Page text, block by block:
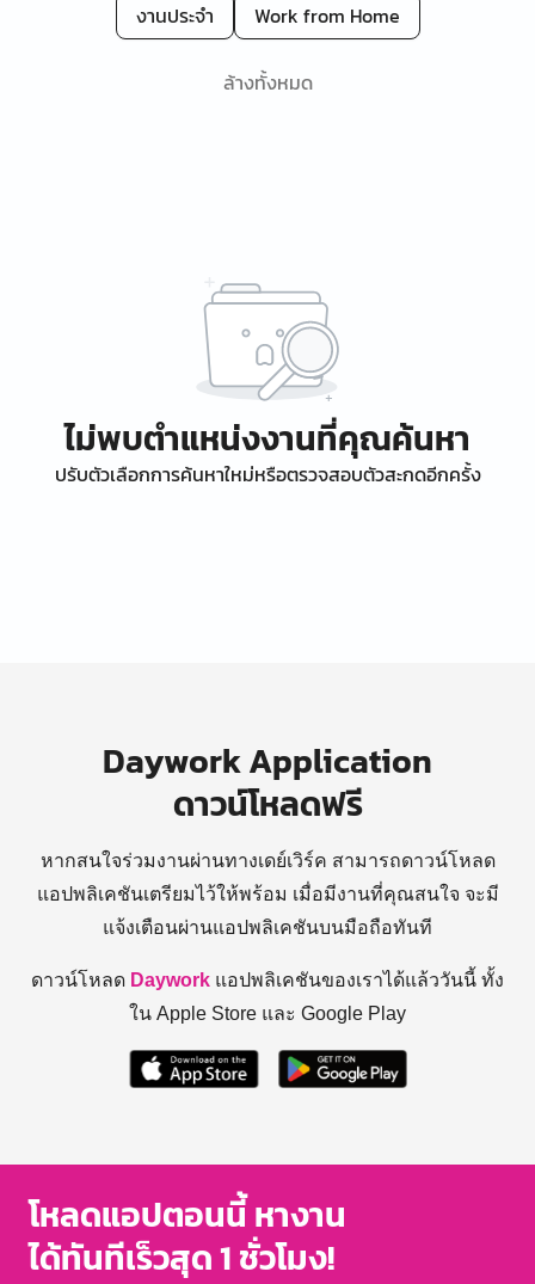
งานประจำ
Work from Home
ล้างทั้งหมด
ไม่พบตำแหน่งงานที่คุณค้นหา
ปรับตัวเลือกการค้นหาใหม่หรือตรวจสอบตัวสะกดอีกครั้ง
Daywork Application
ดาวน์โหลดฟรี
หากสนใจร่วมงานผ่านทางเดย์เวิร์ค สามารถดาวน์โหลด
แอปพลิเคชันเตรียมไว้ให้พร้อม เมื่อมีงานที่คุณสนใจ จะมี
แจ้งเตือนผ่านแอปพลิเคชันบนมือถือทันที
ดาวน์โหลด Daywork แอปพลิเคชันของเราได้แล้ววันนี้ ทั้ง
ใน Apple Store และ Google Play
โหลดแอปตอนนี้ หางาน
ได้ทันทีเร็วสุด 1 ชั่วโมง!